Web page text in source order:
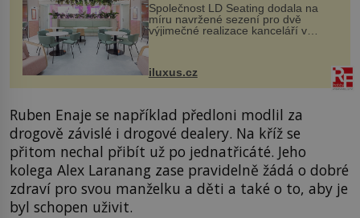
Společnost LD Seating dodala na
míru navržené sezení pro dvě
výjimečné realizace kanceláří v
areálu MediaCityUK v anglickém
budov Media...
iluxus.cz
Ruben Enaje se například předloni modlil za
drogově závislé i drogové dealery. Na kříž se
přitom nechal přibít už po jednatřicáté. Jeho
kolega Alex Laranang zase pravidelně žádá o dobré
zdraví pro svou manželku a děti a také o to, aby je
byl schopen uživit.